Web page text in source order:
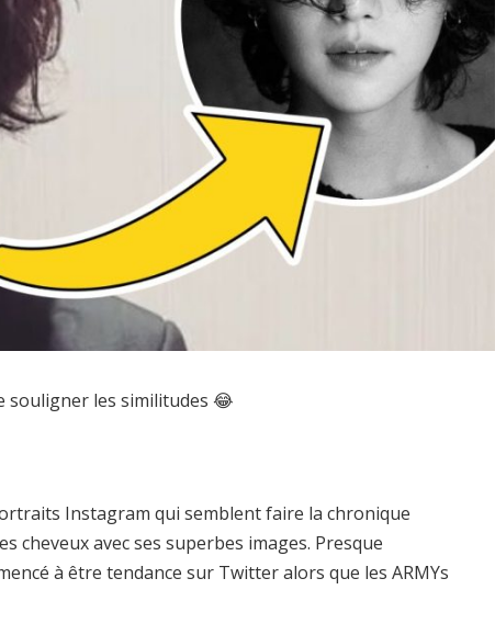
souligner les similitudes 😂
Instagram qui semblent faire la chronique
cheveux avec ses superbes images. Presque
à être tendance sur Twitter alors que les ARMYs